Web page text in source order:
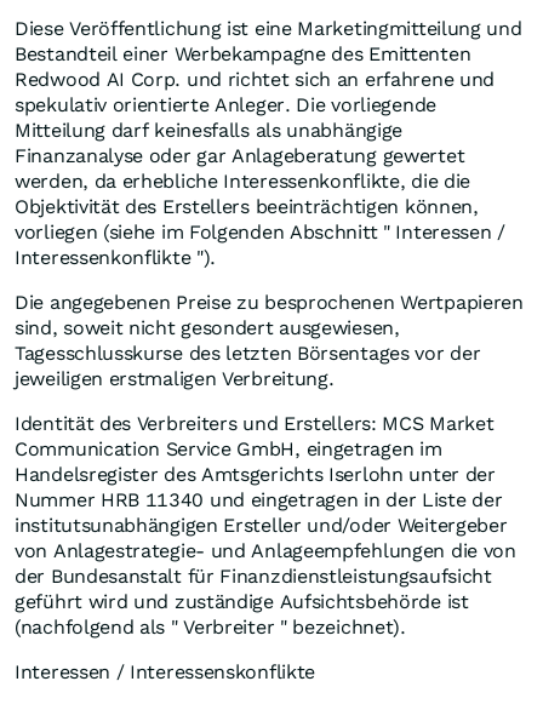
Diese Veröffentlichung ist eine Marketingmitteilung und
Bestandteil einer Werbekampagne des Emittenten
Redwood AI Corp. und richtet sich an erfahrene und
spekulativ orientierte Anleger. Die vorliegende
Mitteilung darf keinesfalls als unabhängige
Finanzanalyse oder gar Anlageberatung gewertet
werden, da erhebliche Interessenkonflikte, die die
Objektivität des Erstellers beeinträchtigen können,
vorliegen (siehe im Folgenden Abschnitt " Interessen /
Interessenkonflikte ").
Die angegebenen Preise zu besprochenen Wertpapieren
sind, soweit nicht gesondert ausgewiesen,
Tagesschlusskurse des letzten Börsentages vor der
jeweiligen erstmaligen Verbreitung.
Identität des Verbreiters und Erstellers: MCS Market
Communication Service GmbH, eingetragen im
Handelsregister des Amtsgerichts Iserlohn unter der
Nummer HRB 11340 und eingetragen in der Liste der
institutsunabhängigen Ersteller und/oder Weitergeber
von Anlagestrategie- und Anlageempfehlungen die von
der Bundesanstalt für Finanzdienstleistungsaufsicht
geführt wird und zuständige Aufsichtsbehörde ist
(nachfolgend als " Verbreiter " bezeichnet).
Interessen / Interessenskonflikte